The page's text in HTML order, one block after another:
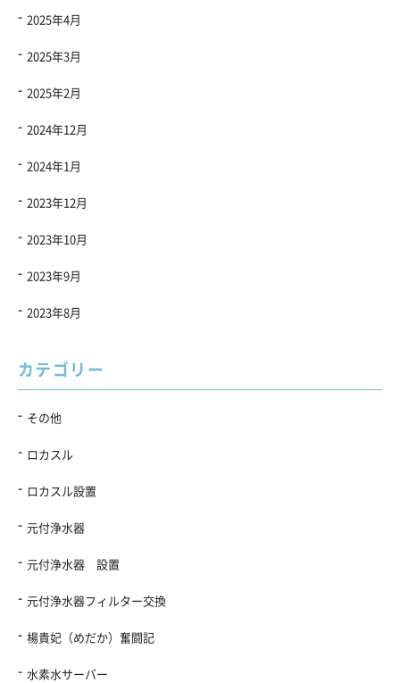
2025年4月
2025年3月
2025年2月
2024年12月
2024年1月
2023年12月
2023年10月
2023年9月
2023年8月
カテゴリー
その他
ロカスル
ロカスル設置
元付浄水器
元付浄水器 設置
元付浄水器フィルター交換
楊貴妃（めだか）奮闘記
水素水サーバー